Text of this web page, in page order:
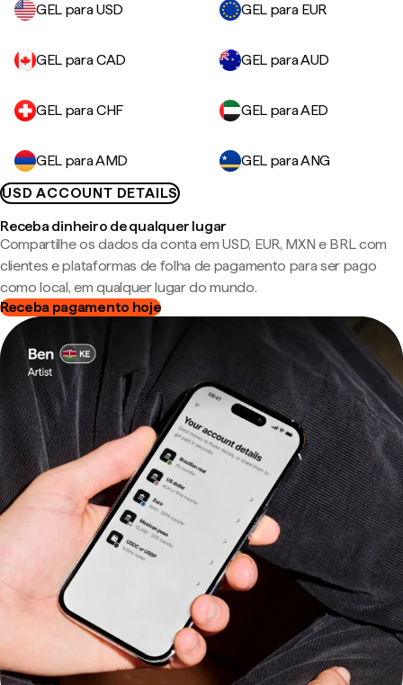
GEL para USD
GEL para EUR
GEL para CAD GEL para AUD
GEL para CHF GEL para AED
GEL para AMD
GEL para ANG
USD ACCOUNT DETAILS
Receba dinheiro de qualquer lugar
Compartilhe os dados da conta em USD, EUR, MXN e BRL com
clientes e plataformas de folha de pagamento para ser pago
como local, em qualquer lugar do mundo.
Receba pagamento hoje